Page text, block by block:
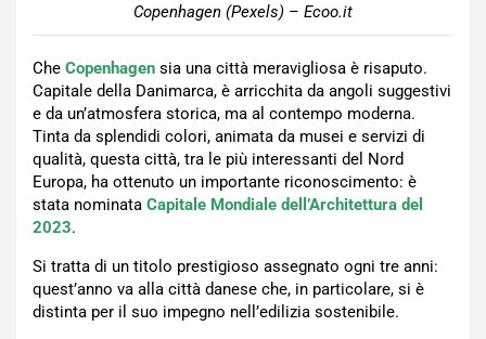
Copenhagen (Pexels) – Ecoo.it
Che Copenhagen sia una città meravigliosa è risaputo.
Capitale della Danimarca, è arricchita da angoli suggestivi
e da un’atmosfera storica, ma al contempo moderna.
Tinta da splendidi colori, animata da musei e servizi di
qualità, questa città, tra le più interessanti del Nord
Europa, ha ottenuto un importante riconoscimento: è
stata nominata Capitale Mondiale dell’Architettura del
2023.
Si tratta di un titolo prestigioso assegnato ogni tre anni:
quest’anno va alla città danese che, in particolare, si è
distinta per il suo impegno nell’edilizia sostenibile.